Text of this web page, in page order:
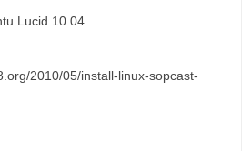
Lucid 10.04
2010/05/install-linux-sopcast-